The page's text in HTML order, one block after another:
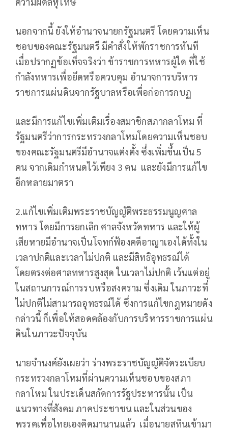
นอกจากนี้ ยังให้อำนาจนายกรัฐมนตรี โดยความเห็น
ชอบของคณะรัฐมนตรี มีคำสั่งให้พักราชการทันที
เมื่อปรากฏข้อเท็จจริงว่า ข้าราชการทหารผู้ใด ที่ใช้
กำลังทหารเพื่อยึดหรือควบคุม อำนาจการบริหาร
ราชการแผ่นดินจากรัฐบาลหรือเพื่อก่อการกบฏ
และมีการแก้ไขเพิ่มเติมเรื่องสมาชิกสภากลาโหม ที่
รัฐมนตรีว่าการกระทรวงกลาโหมโดยความเห็นชอบ
ของคณะรัฐมนตรีมีอำนาจแต่งตั้ง ซึ่งเพิ่มขึ้นเป็น 5
คน จากเดิมกำหนดไว้เพียง 3 คน และยังมีการแก้ไข
อีกหลายมาตรา
2.แก้ไขเพิ่มเติมพระราชบัญญัติพระธรรมนูญศาล
ทหาร โดยมีการยกเลิก ศาลจังหวัดทหาร และให้ผู้
เสียหายมีอำนาจเป็นโจทก์ฟ้องคดีอาญาเองได้ทั้งใน
เวลาปกติและเวลาไม่ปกติ และมีสิทธิอุทธรณ์ได้
โดยตรงต่อศาลทหารสูงสุด ในเวลาไม่ปกติ เว้นแต่อยู่
ในสถานการณ์การรบหรือสงคราม ซึ่งเดิม ในภาวะที่
ไม่ปกติไม่สามารถอุทธรณ์ได้ ซึ่งการแก้ไขกฎหมายดัง
กล่าวนี้ ก็เพื่อให้สอดคล้องกับการบริหารราชการแผ่น
ดินในภาวะปัจจุบัน
นายจำนงค์ยังเผยว่า ร่างพระราชบัญญัติจัดระเบียบ
กระทรวงกลาโหมที่ผ่านความเห็นชอบของสภา
กลาโหม ในประเด็นสกัดการรัฐประหารนั้น เป็น
แนวทางที่สังคม ภาคประชาชน และในส่วนของ
พรรคเพื่อไทยเองคิดมานานแล้ว เมื่อนายสุทินเข้ามา